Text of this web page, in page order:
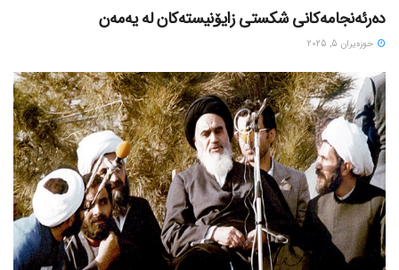
دەرئەنجامەکانی شکستی زایۆنیستەکان لە یەمەن
حوزه‌یران 5, 2025